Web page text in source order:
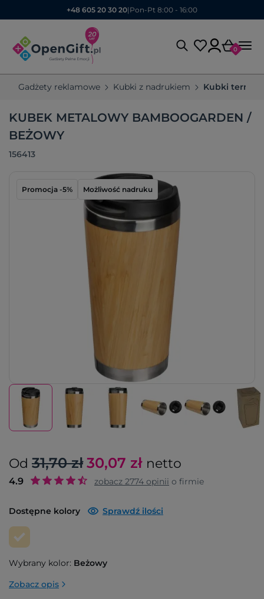
+48 605 20 30 20| Pon-Pt 8:00 - 16:00
0
Gadżety reklamowe Kubki z nadrukiem Kubki
KUBEK METALOWY BAMBOOGARDEN /
BEŻOWY
156413
Promocja -5% Możliwość nadruku
Od 31,70 zł 30,07 zł netto
4.9 zobacz 2774 opinii o firmie
Dostępne kolory Sprawdź ilości
Wybrany kolor: Beżowy
Zobacz opis